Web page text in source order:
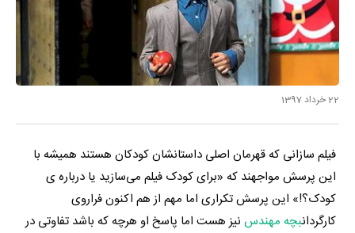
22 خرداد 1397
فیلم سازانی که قهرمان اصلی داستانشان کودکان هستند همیشه با
این پرسش مواجهند که «برای کودک فیلم می‌سازید یا درباره ی
کودک؟!» این پرسش تکراری اما مهم از هم اکنون فراروی
کارگردانبچه مهندس نیز هست اما پاسخ او هرچه که باشد تفاوتی در